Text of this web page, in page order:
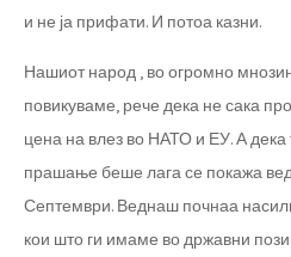
и не ја прифати. И потоа казни.
Нашиот народ , во огромно
повикуваме, рече дека не сака
цена на влез во НАТО и ЕУ. А
прашање беше лага се покажа
Септември. Веднаш почнаа
кои што ги имаме во државни